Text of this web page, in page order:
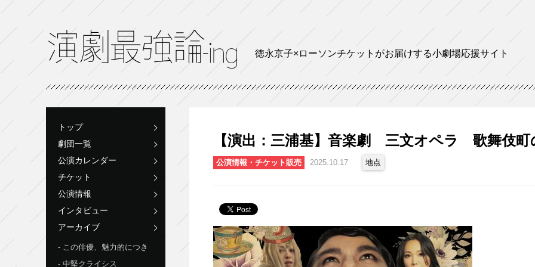
徳永京子×ローソンチケットがお届けする小劇場応援サイト
トップ
劇団一覧
公演カレンダー
チケット
公演情報
インタビュー
アーカイブ
この俳優、魅力的につき
中堅クライシス
【演出：三浦基】音楽劇 三文オペラ 歌舞伎町
公演情報・チケット販売 2025.10.17 地点